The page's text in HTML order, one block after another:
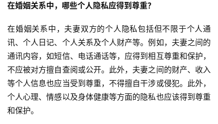
在婚姻关系中，哪些个人隐私应得到尊重？
在婚姻关系中，夫妻双方的个人隐私包括但不限于个人通
讯、个人日记、个人关系及个人财产等。例如，夫妻之间的
通讯内容，如短信、电话通话等，应得到相互尊重和保护，
不应被对方擅自查阅或公开。此外，夫妻之间的财产、收入
等个人信息也应当受到尊重，不得擅自干涉或侵犯。此外，
个人心理、情感以及身体健康等方面的隐私也应该得到尊重
和保护。